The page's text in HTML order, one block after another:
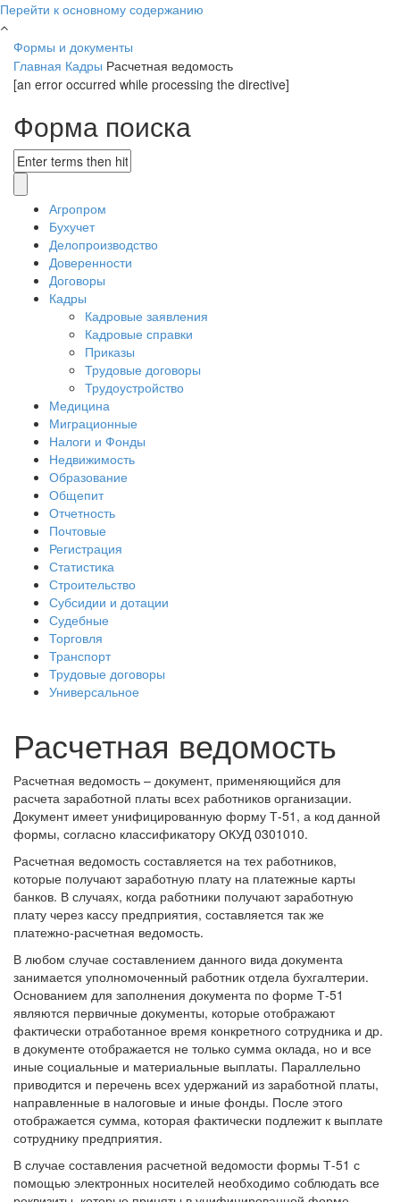
Перейти к основному содержанию
Формы и документы
Главная Кадры Расчетная ведомость
[an error occurred while processing the directive]
Форма поиска
Агропром
Бухучет
Делопроизводство
Доверенности
Договоры
Кадры
Кадровые заявления
Кадровые справки
Приказы
Трудовые договоры
Трудоустройство
Медицина
Миграционные
Налоги и Фонды
Недвижимость
Образование
Общепит
Отчетность
Почтовые
Регистрация
Статистика
Строительство
Субсидии и дотации
Судебные
Торговля
Транспорт
Трудовые договоры
Универсальное
Расчетная ведомость
Расчетная ведомость – документ, применяющийся для
расчета заработной платы всех работников организации.
Документ имеет унифицированную форму Т-51, а код данной
формы, согласно классификатору ОКУД 0301010.
Расчетная ведомость составляется на тех работников,
которые получают заработную плату на платежные карты
банков. В случаях, когда работники получают заработную
плату через кассу предприятия, составляется так же
платежно-расчетная ведомость.
В любом случае составлением данного вида документа
занимается уполномоченный работник отдела бухгалтерии.
Основанием для заполнения документа по форме Т-51
являются первичные документы, которые отображают
фактически отработанное время конкретного сотрудника и др.
в документе отображается не только сумма оклада, но и все
иные социальные и материальные выплаты. Параллельно
приводится и перечень всех удержаний из заработной платы,
направленные в налоговые и иные фонды. После этого
отображается сумма, которая фактически подлежит к выплате
сотруднику предприятия.
В случае составления расчетной ведомости формы Т-51 с
помощью электронных носителей необходимо соблюдать все